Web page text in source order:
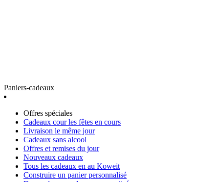
Paniers-cadeaux
Offres spéciales
Cadeaux cour les fêtes en cours
Livraison le même jour
Cadeaux sans alcool
Offres et remises du jour
Nouveaux cadeaux
Tous les cadeaux en au Koweit
Construire un panier personnalisé